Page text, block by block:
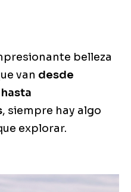
belleza
van desde
, siempre hay algo
explorar.